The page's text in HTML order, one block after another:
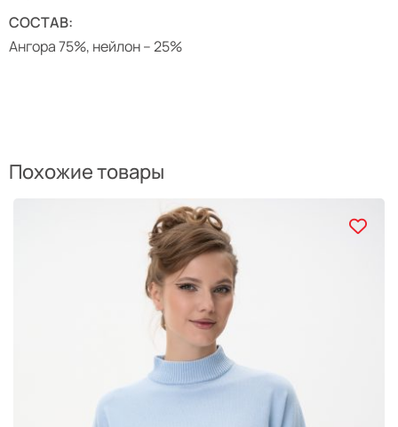
СОСТАВ:
Ангора 75%, нейлон – 25%
Похожие товары